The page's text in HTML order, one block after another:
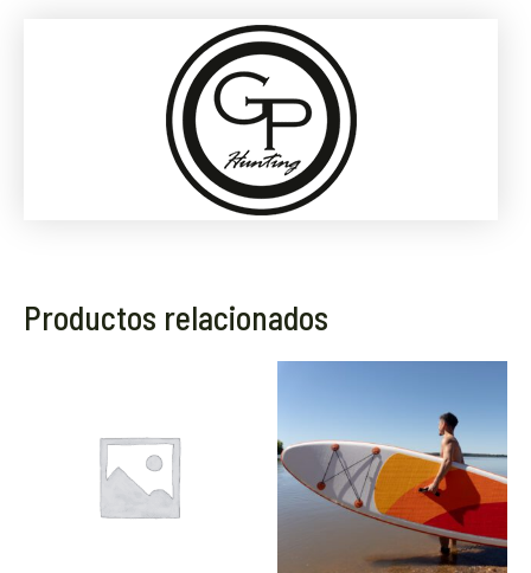
Productos relacionados